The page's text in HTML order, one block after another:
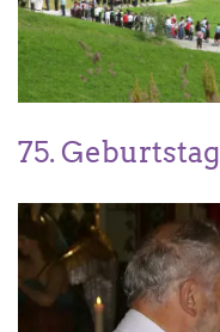
75. Geburtstag